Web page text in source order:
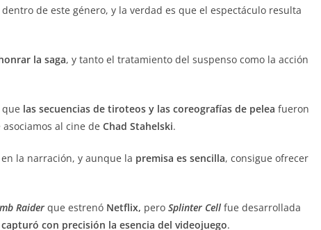
de este género, y la verdad es que el espectáculo resulta
la saga, y tanto el tratamiento del suspenso como la acción
las secuencias de tiroteos y las coreografías de pelea fueron
al cine de Chad Stahelski.
la narración, y aunque la premisa es sencilla, consigue ofrecer
Raider que estrenó Netflix, pero Splinter Cell fue desarrollada
capturó con precisión la esencia del videojuego.